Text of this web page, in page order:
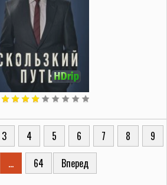
3 4 5 6 7 8
9
... 64 Вперед